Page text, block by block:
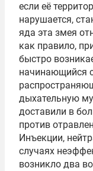
если её
нарушается,
яда эта змея
как правило,
быстро
начинающийся
дыхательную
доставили в
против
Инъекции,
случаях
возникло два